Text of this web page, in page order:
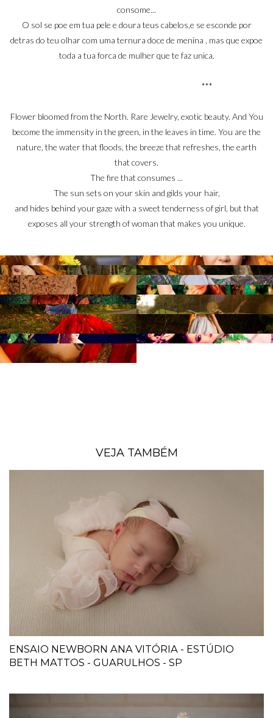
consome...
O sol se poe em tua pele e doura teus cabelos,e se esconde por
detras do teu olhar com uma ternura doce de menina , mas que expoe
toda a tua forca de mulher que te faz unica.
***
Flower bloomed from the North. Rare Jewelry, exotic beauty. And You
become the immensity in the green, in the leaves in time. You are the
nature, the water that floods, the breeze that refreshes, the earth
that covers.
The fire that consumes ...
The sun sets on your skin and gilds your hair,
and hides behind your gaze with a sweet tenderness of girl, but that
exposes all your strength of woman that makes you unique.
VEJA TAMBÉM
ENSAIO NEWBORN ANA VITÓRIA - ESTÚDIO
BETH MATTOS - GUARULHOS - SP